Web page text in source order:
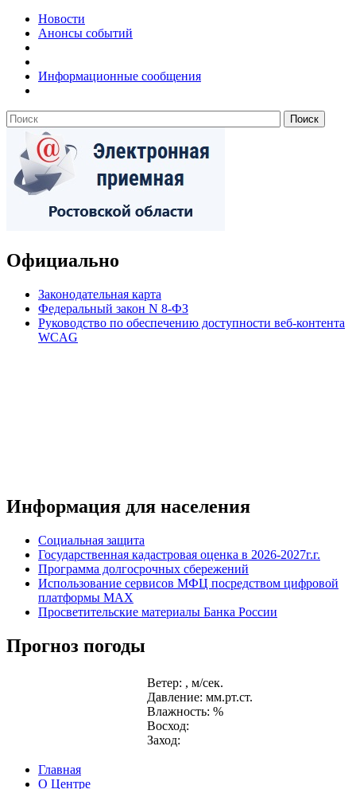
Новости
Анонсы событий
Информационные сообщения
Официально
Законодательная карта
Федеральный закон N 8-ФЗ
Руководство по обеспечению доступности веб-контента
WCAG
Информация для населения
Социальная защита
Государственная кадастровая оценка в 2026-2027г.г.
Программа долгосрочных сбережений
Использование сервисов МФЦ посредством цифровой
платформы MAX
Просветительские материалы Банка России
Прогноз погоды
Ветер: , м/сек.
Давление: мм.рт.ст.
Влажность: %
Восход:
Заход:
Главная
О Центре